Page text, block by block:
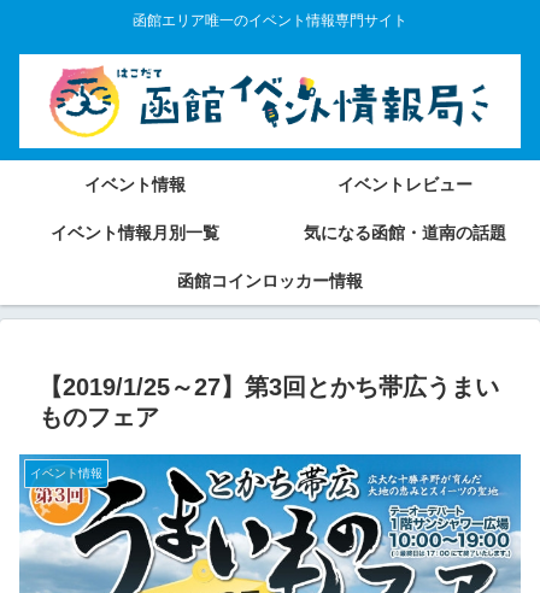
函館エリア唯一のイベント情報専門サイト
イベント情報 イベントレビュー
イベント情報月別一覧 気になる函館・道南の話題
函館コインロッカー情報
【2019/1/25～27】第3回とかち帯広うまい
ものフェア
イベント情報